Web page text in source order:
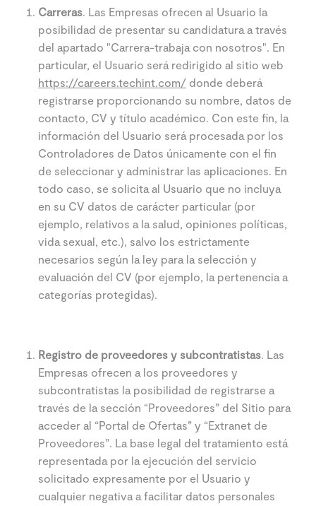
Carreras. Las Empresas ofrecen al Usuario la
posibilidad de presentar su candidatura a través
del apartado "Carrera-trabaja con nosotros". En
particular, el Usuario será redirigido al sitio web
https://careers.techint.com/ donde deberá
registrarse proporcionando su nombre, datos de
contacto, CV y título académico. Con este fin, la
información del Usuario será procesada por los
Controladores de Datos únicamente con el fin
de seleccionar y administrar las aplicaciones. En
todo caso, se solicita al Usuario que no incluya
en su CV datos de carácter particular (por
ejemplo, relativos a la salud, opiniones políticas,
vida sexual, etc.), salvo los estrictamente
necesarios según la ley para la selección y
evaluación del CV (por ejemplo, la pertenencia a
categorías protegidas).
Registro de proveedores y subcontratistas. Las
Empresas ofrecen a los proveedores y
subcontratistas la posibilidad de registrarse a
través de la sección “Proveedores” del Sitio para
acceder al “Portal de Ofertas” y “Extranet de
Proveedores”. La base legal del tratamiento está
representada por la ejecución del servicio
solicitado expresamente por el Usuario y
cualquier negativa a facilitar datos personales